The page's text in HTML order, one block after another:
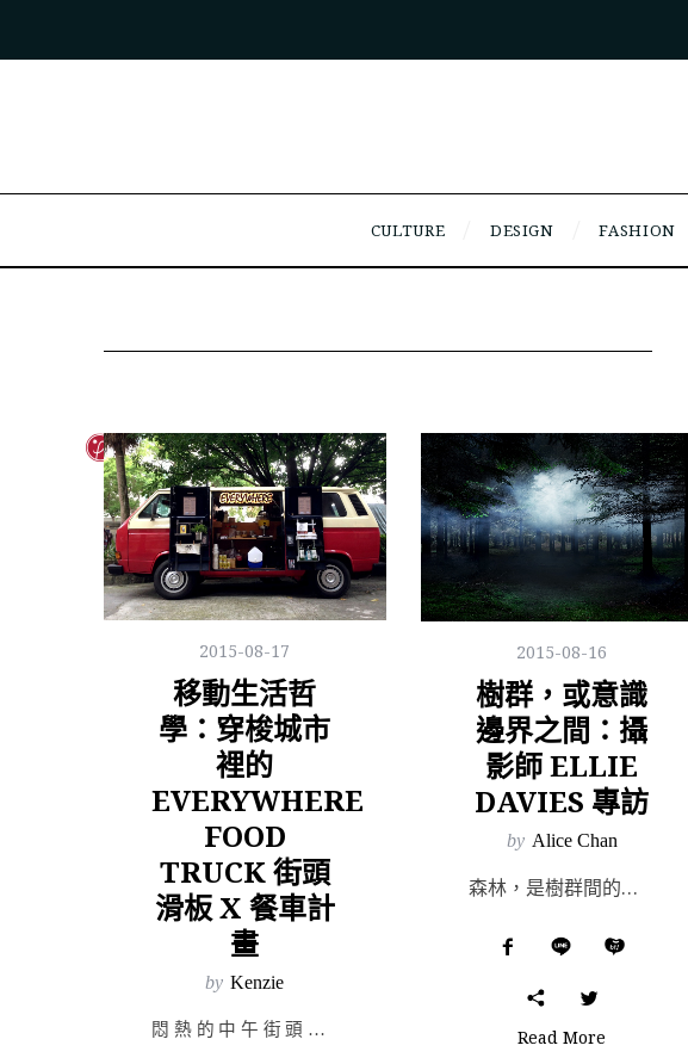
CULTURE DESIGN FASHION
2015-08-17
移動生活哲
學：穿梭城市
裡的
EVERYWHERE
FOOD
TRUCK 街頭
滑板 X 餐車計
畫
by Kenzie
悶熱的中午街頭，瞇眼就能見空氣中的熱浪，一波一波將人潮推往各自的方向。浪潮的遠端有台車，敞開車門流竄…
2015-08-16
樹群，或意識
邊界之間：攝
影師 ELLIE
DAVIES 專訪
by Alice Chan
森林，是樹群間的存在，在每寸空地與密集生長之間，在所有生命流逝與各自的分秒片刻之間...是進入它的人...
Read More